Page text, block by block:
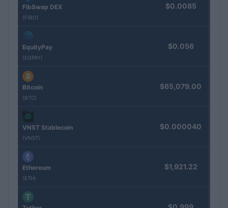
FibSwap DEX
(FIBO)
$0.0085
EquityPay
(EQPAY)
$0.056
Bitcoin
(BTC)
$65,079.00
VNST Stablecoin
(VNST)
$0.000040
Ethereum
(ETH)
$1,921.22